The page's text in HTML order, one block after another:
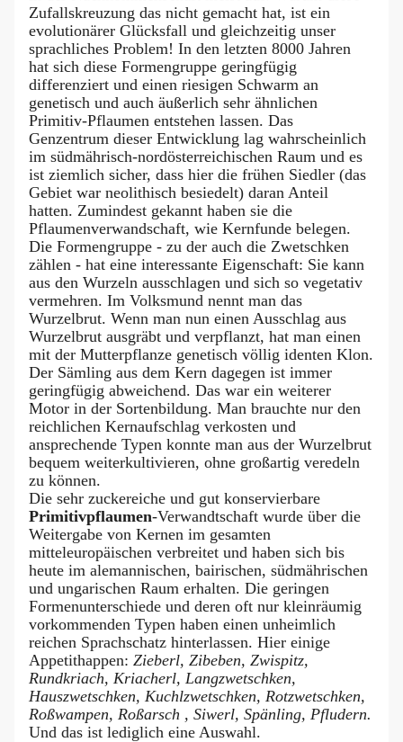
Zufallskreuzung das nicht gemacht hat, ist ein
evolutionärer Glücksfall und gleichzeitig unser
sprachliches Problem! In den letzten 8000 Jahren
hat sich diese Formengruppe geringfügig
differenziert und einen riesigen Schwarm an
genetisch und auch äußerlich sehr ähnlichen
Primitiv-Pflaumen entstehen lassen. Das
Genzentrum dieser Entwicklung lag wahrscheinlich
im südmährisch-nordösterreichischen Raum und es
ist ziemlich sicher, dass hier die frühen Siedler (das
Gebiet war neolithisch besiedelt) daran Anteil
hatten. Zumindest gekannt haben sie die
Pflaumenverwandschaft, wie Kernfunde belegen.
Die Formengruppe - zu der auch die Zwetschken
zählen - hat eine interessante Eigenschaft: Sie kann
aus den Wurzeln ausschlagen und sich so vegetativ
vermehren. Im Volksmund nennt man das
Wurzelbrut. Wenn man nun einen Ausschlag aus
Wurzelbrut ausgräbt und verpflanzt, hat man einen
mit der Mutterpflanze genetisch völlig identen Klon.
Der Sämling aus dem Kern dagegen ist immer
geringfügig abweichend. Das war ein weiterer
Motor in der Sortenbildung. Man brauchte nur den
reichlichen Kernaufschlag verkosten und
ansprechende Typen konnte man aus der Wurzelbrut
bequem weiterkultivieren, ohne großartig veredeln
zu können.
Die sehr zuckereiche und gut konservierbare
Primitivpflaumen-Verwandtschaft wurde über die
Weitergabe von Kernen im gesamten
mitteleuropäischen verbreitet und haben sich bis
heute im alemannischen, bairischen, südmährischen
und ungarischen Raum erhalten. Die geringen
Formenunterschiede und deren oft nur kleinräumig
vorkommenden Typen haben einen unheimlich
reichen Sprachschatz hinterlassen. Hier einige
Appetithappen: Zieberl, Zibeben, Zwispitz,
Rundkriach, Kriacherl, Langzwetschken,
Hauszwetschken, Kuchlzwetschken, Rotzwetschken,
Roßwampen, Roßarsch , Siwerl, Spänling, Pfludern.
Und das ist lediglich eine Auswahl.